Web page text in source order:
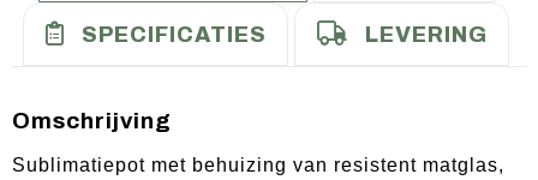
SPECIFICATIES LEVERING
Omschrijving
Sublimatiepot met behuizing van resistent matglas,